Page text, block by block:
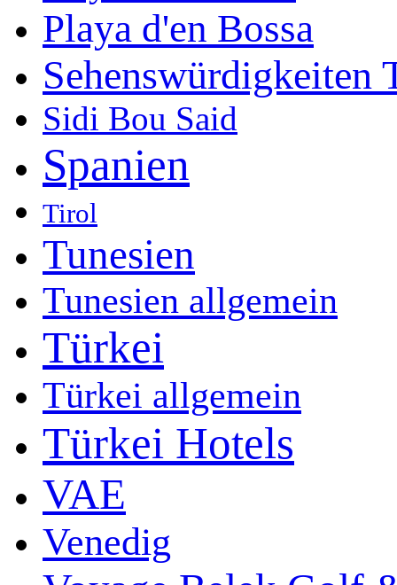
Playa d'en Bossa
Sehenswürdigkeiten
Sidi Bou Said
Spanien
Tirol
Tunesien
Tunesien allgemein
Türkei
Türkei allgemein
Türkei Hotels
VAE
Venedig